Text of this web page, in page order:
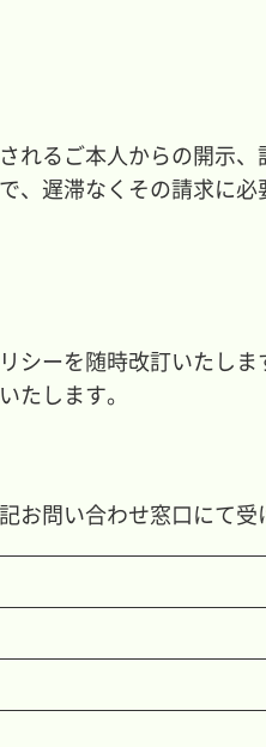
れるご本人からの開示
、遅滞なくその請求に
シーを随時改訂いたし
たします。
問い合わせ窓口にて受